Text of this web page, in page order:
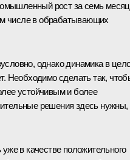
рост за семь
числе в обрабатывающих
однако динамика в
Необходимо сделать так,
устойчивым и более
решения здесь нужны,
в качестве положительного